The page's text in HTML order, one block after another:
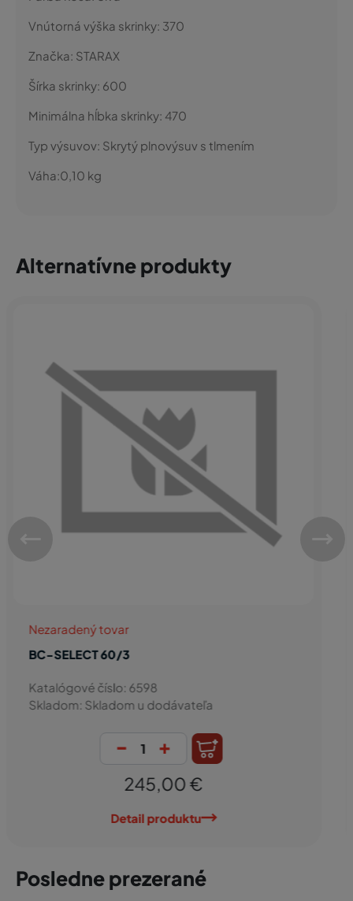
Vnútorná výška skrinky: 370
Značka: STARAX
Šírka skrinky: 600
Minimálna hĺbka skrinky: 470
Typ výsuvov: Skrytý plnovýsuv s tlmením
Váha:0,10 kg
Alternatívne produkty
Nezaradený tovar
HT-SORTER INSERTFLEX 600 470/500
Katalógové číslo: 8006
Skladom: Skladom u dodávateľa
-
280,93 €
Detail produktu
Posledne prezerané